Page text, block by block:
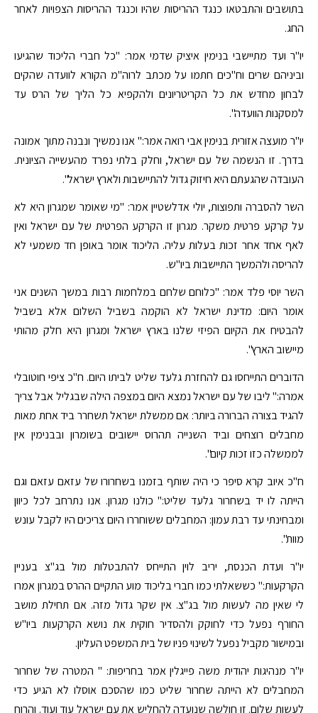
בתושבים והתבטאו כנגד ההריסות שהיו וכנגד ההריסות הצפויות לאחר
החג.
יו"ר ועד מתיישבי בנימין איציק שדמי אמר: "כל חברי הליכוד שהגיעו
וביניהם שרים וח"כים חתמו על מכתב לרוה"מ הקורא לוועדה שהקים
לבחון מחדש את כל הקריטריונים ולהקפיא כל הליך של הרס עד
למסקנות הוועדה".
יו"ר מועצה אזורית בנימין אבי רואה אמר:" אנו נמשיך ונבנה מתוך אמונה
בדרך. זו הנשמה של עם ישראל, וחלק בלתי נפרד מהעשייה הציונית.
העובדה שהגעתם היא חיזוק גדול להתיישבות ולארץ ישראל".
השר להסברה ותפוצות, יולי אדלשטיין אמר: "מי שאומר שמגרון היא לא
על קרקע פרטית משקר. מגרון זו הקרקע הפרטית של עם ישראל ואין
לאף אחד אחר זכות בעלות עליה. הליכוד אומר באופן חד משמעי לא
להריסה ולהמשך התיישבות ביו"ש.
השר יוסי פלד אמר: "כלוחם שלחם במלחמות רבות במשך השנים אני
אומר היום: מדינת ישראל לא הוקמה בשביל השלום אלא בשביל
להבטיח את הקיום הפיזי שלנו בארץ ישראל ומגרון היא חלק מהותי
מיישוב הארץ".
הדוברים התייחסו גם להחזרת גלעד שליט לביתו היום. ח"כ ציפי חוטובלי
אמרה:" ליבו של עם ישראל נמצא היום במצפה הילה שבגליל אבל צריך
להגיד בצורה הברורה ביותר: אם ממשלת ישראל תשחרר ביד אחת מאות
מחבלים רוצחים וביד השנייה תהרוס יישובים בשומרון ובבנימין אין
לממשלה כזו זכות קיום".
ח"כ איוב קרא סיפר כי היה שותף בזמנו בשחרורו של עזאם עזאם וגם
הייתה לו יד בשחרור גלעד שליט:" כולנו מגרון. אנו נתרחב לכל כיוון
ומבחינתי עד רבת עמון: המחבלים ששוחררו היום צריכים היו לקבל עונש
מוות".
יו"ר ועדת הכנסת, יריב לוין התייחס להתבטלות מול בג"צ בעניין
הקרקעות:" כששאלתי כמו חברי בליכוד מוע התקיים ההרס במגרון אמרו
לי שאין מה לעשות מול בג"צ. אין שקר גדול מזה. אם תחילת מושב
החורף נפעל כדי לחוקק ולהסדיר חוקית את נושא הקרקעות ביו"ש
ובמישור מקביל נפעל לשינוי פניו של בית המשפט העליון.
יו"ר מנהיגות יהודית משה פייגלין אמר בחריפות: " המטרה של שחרור
המחבלים לא הייתה שחרור שליט כמו שהסכם אוסלו לא הגיע כדי
לעשות שלום. זו חולשה שנועדה להחליש את עם ישראל עוד ועוד. והרוח